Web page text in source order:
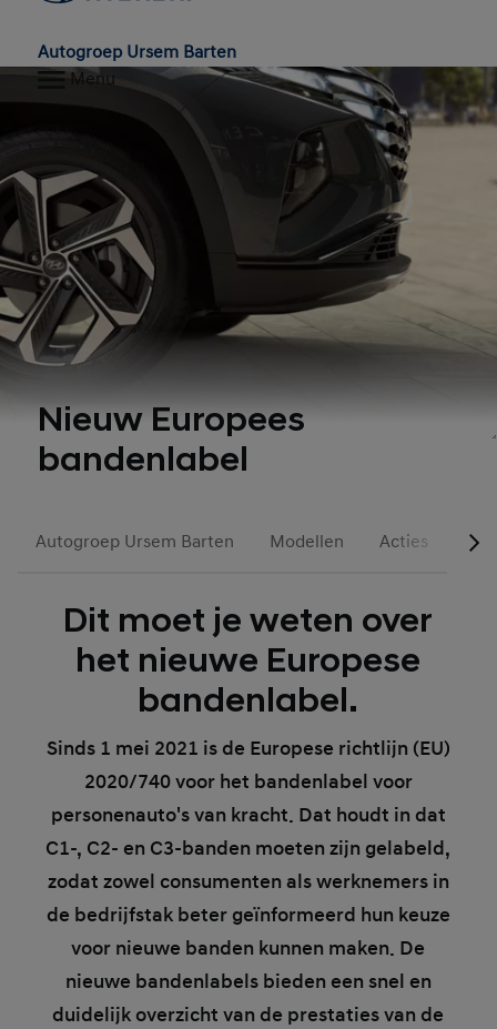
Autogroep Ursem Barten
Menu
Nieuw Europees
bandenlabel
Autogroep Ursem Barten Modellen Acties
Dit moet je weten over
het nieuwe Europese
bandenlabel.
Sinds 1 mei 2021 is de Europese richtlijn (EU)
2020/740 voor het bandenlabel voor
personenauto's van kracht. Dat houdt in dat
C1-, C2- en C3-banden moeten zijn gelabeld,
zodat zowel consumenten als werknemers in
de bedrijfstak beter geïnformeerd hun keuze
voor nieuwe banden kunnen maken. De
nieuwe bandenlabels bieden een snel en
duidelijk overzicht van de prestaties van de